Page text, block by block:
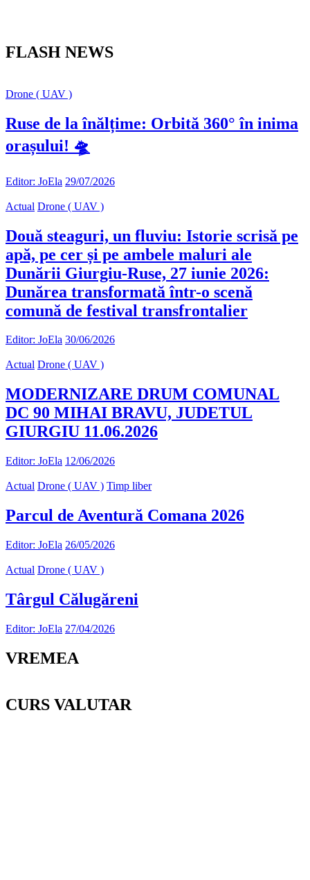
FLASH NEWS
Drone ( UAV )
Ruse de la înălțime: Orbită 360° în inima
orașului! 🛸
Editor: JoEla 29/07/2026
Actual Drone ( UAV )
Două steaguri, un fluviu: Istorie scrisă pe
apă, pe cer și pe ambele maluri ale
Dunării Giurgiu-Ruse, 27 iunie 2026:
Dunărea transformată într-o scenă
comună de festival transfrontalier
Editor: JoEla 30/06/2026
Actual Drone ( UAV )
MODERNIZARE DRUM COMUNAL
DC 90 MIHAI BRAVU, JUDETUL
GIURGIU 11.06.2026
Editor: JoEla 12/06/2026
Actual Drone ( UAV ) Timp liber
Parcul de Aventură Comana 2026
Editor: JoEla 26/05/2026
Actual Drone ( UAV )
Târgul Călugăreni
Editor: JoEla 27/04/2026
VREMEA
CURS VALUTAR